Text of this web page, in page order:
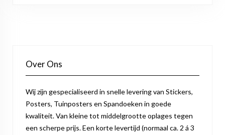
Over Ons
Wij zijn gespecialiseerd in snelle levering van Stickers,
Posters, Tuinposters en Spandoeken in goede
kwaliteit. Van kleine tot middelgrootte oplages tegen
een scherpe prijs. Een korte levertijd (normaal ca. 2 á 3